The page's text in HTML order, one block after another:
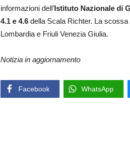
informazioni dell’Istituto Nazionale di
4.1 e 4.6 della Scala Richter. La
Lombardia e Friuli Venezia Giulia.
Notizia in aggiornamento
Facebook WhatsApp